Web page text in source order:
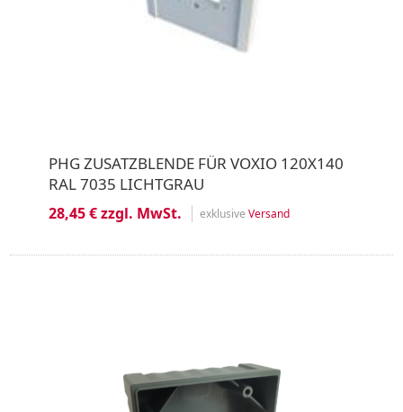
PHG ZUSATZBLENDE FÜR VOXIO 120X140
RAL 7035 LICHTGRAU
28,45 € zzgl. MwSt. exklusive Versand